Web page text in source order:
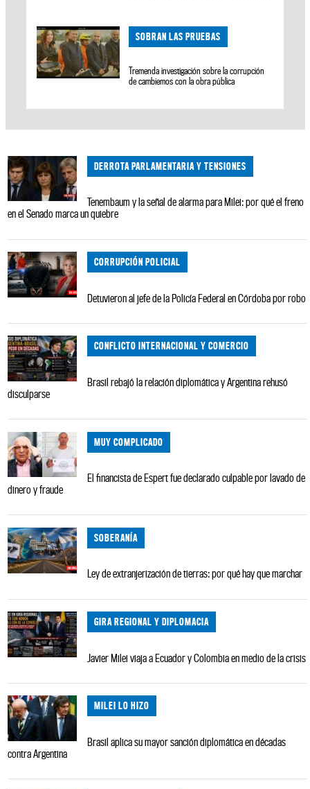
SOBRAN LAS PRUEBAS
Tremenda investigación sobre la corrupción
de cambiemos con la obra pública
DERROTA PARLAMENTARIA Y TENSIONES
Tenembaum y la señal de alarma para Milei: por qué el freno
en el Senado marca un quiebre
CORRUPCIÓN POLICIAL
Detuvieron al jefe de la Policía Federal en Córdoba por robo
CONFLICTO INTERNACIONAL Y COMERCIO
Brasil rebajó la relación diplomática y Argentina rehusó
disculparse
MUY COMPLICADO
El financista de Espert fue declarado culpable por lavado de
dinero y fraude
SOBERANÍA
Ley de extranjerización de tierras: por qué hay que marchar
GIRA REGIONAL Y DIPLOMACIA
Javier Milei viaja a Ecuador y Colombia en medio de la crisis
MILEI LO HIZO
Brasil aplica su mayor sanción diplomática en décadas
contra Argentina